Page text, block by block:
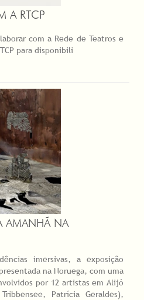
A RTCP
com a Rede de Teatros e
para disponibili
AMANHÃ NA
imersivas, a exposição
na Noruega, com uma
por 12 artistas em Alijó
Patrícia Geraldes),